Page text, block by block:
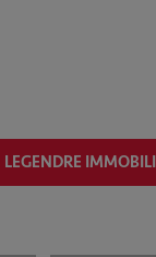
LEGENDRE